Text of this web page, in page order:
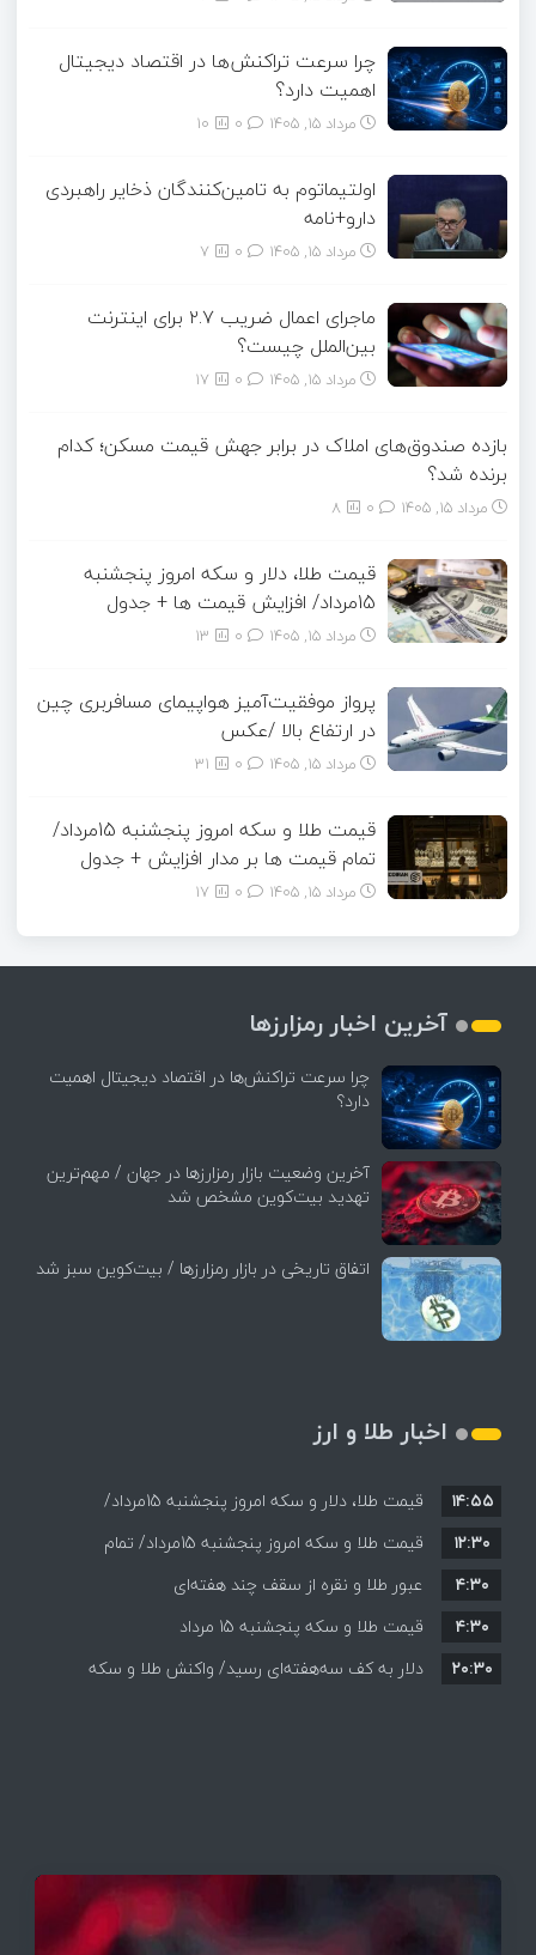
چرا سرعت تراکنش‌ها در اقتصاد دیجیتال
اهمیت دارد؟
مرداد ۱۵, ۱۴۰۵ 10
اولتیماتوم به تامین‌کنندگان ذخایر راهبردی
دارو+نامه
مرداد ۱۵, ۱۴۰۵ 7
ماجرای اعمال ضریب ۲.۷ برای اینترنت
بین‌الملل چیست؟
مرداد ۱۵, ۱۴۰۵ 17
بازده صندوق‌های املاک در برابر جهش قیمت مسکن؛ کدام
برنده شد؟
مرداد ۱۵, ۱۴۰۵ 8
قیمت طلا، دلار و سکه امروز پنجشنبه
15مرداد/ افزایش قیمت ها + جدول
مرداد ۱۵, ۱۴۰۵ 13
پرواز موفقیت‌آمیز هواپیمای مسافربری چین
در ارتفاع بالا /عکس
مرداد ۱۵, ۱۴۰۵ 31
قیمت طلا و سکه امروز پنجشنبه 15مرداد/
تمام قیمت ها بر مدار افزایش + جدول
مرداد ۱۵, ۱۴۰۵ 17
آخرین اخبار رمزارزها
چرا سرعت تراکنش‌ها در اقتصاد دیجیتال اهمیت
دارد؟
آخرین وضعیت بازار رمزارزها در جهان / مهم‌ترین
تهدید بیت‌کوین مشخص شد
اتفاق تاریخی در بازار رمزارزها / بیت‌کوین سبز شد
اخبار طلا و ارز
قیمت طلا، دلار و سکه امروز پنجشنبه 15مرداد/
افزایش قیمت ها + جدول
۱۴:۵۵
قیمت طلا و سکه امروز پنجشنبه 15مرداد/ تمام
قیمت ها بر مدار افزایش + جدول
۱۲:۳۰
عبور طلا و نقره از سقف چند هفته‌ای
۴:۳۰
قیمت طلا و سکه پنجشنبه 15 مرداد
۴:۳۰
دلار به کف سه‌هفته‌ای رسید/ واکنش طلا و سکه
۲۰:۳۰